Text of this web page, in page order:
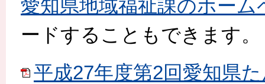
愛知県地域福祉課のホー
ードすることもできます。
平成27年度第2回愛知県